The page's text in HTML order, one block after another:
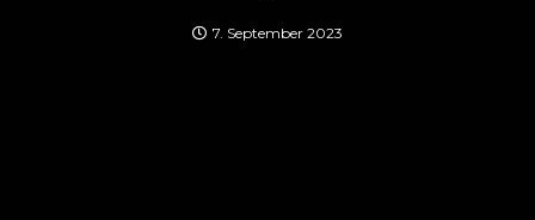
7. September 2023